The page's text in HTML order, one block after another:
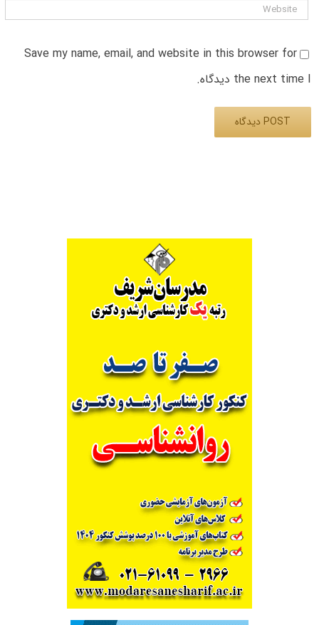
Save my name, email, and website in this browser for
the next time I دیدگاه.